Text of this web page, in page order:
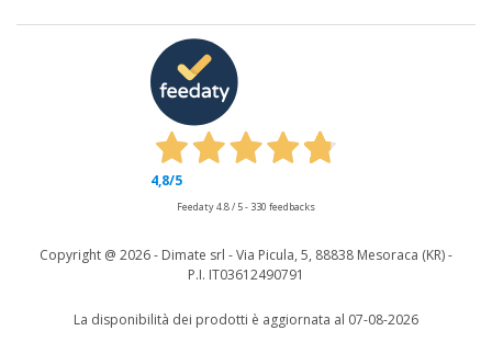
Copyright @ 2026 - Dimate srl - Via Picula, 5, 88838 Mesoraca (KR) -
P.I. IT03612490791
La disponibilità dei prodotti è aggiornata al 07-08-2026
4,8/5
Feedaty4.8/ 5- 330 feedbacks